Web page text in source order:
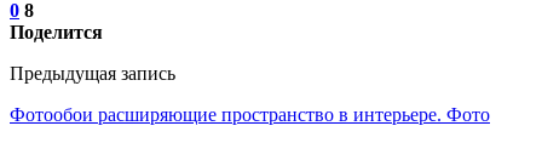
0 8
Поделится
Предыдущая запись
Фотообои расширяющие пространство в интерьере. Фото